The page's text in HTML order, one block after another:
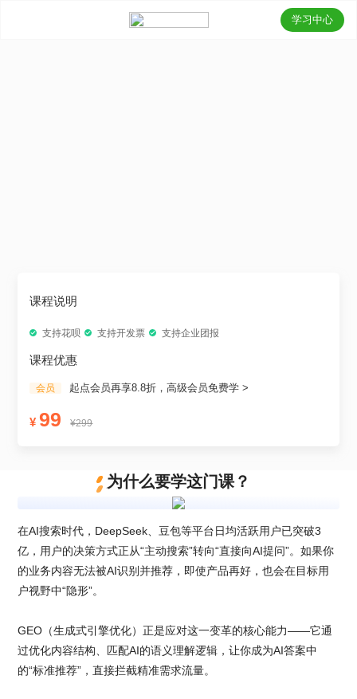
学习中心
课程说明
支持花呗 支持开发票 支持企业团报
课程优惠
¥99 ¥299
会员 起点会员再享8.8折，高级会员免费学 >
为什么要学这门课？
在AI搜索时代，DeepSeek、豆包等平台日均活跃用户已突破3
亿，用户的决策方式正从“主动搜索”转向“直接向AI提问”。如果你
的业务内容无法被AI识别并推荐，即使产品再好，也会在目标用
户视野中“隐形”。
GEO（生成式引擎优化）正是应对这一变革的核心能力——它通
过优化内容结构、匹配AI的语义理解逻辑，让你成为AI答案中
的“标准推荐”，直接拦截精准需求流量。